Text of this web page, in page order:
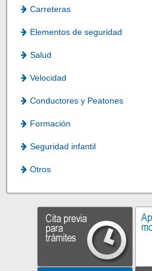
Carreteras
Elementos de seguridad
Salud
Velocidad
Conductores y Peatones
Formación
Seguridad infantil
Otros